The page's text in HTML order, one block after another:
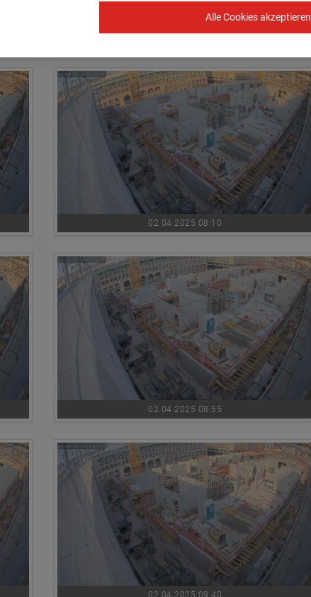
02.04.2025 08:10
02.04.2025 08:55
02.04.2025 09:40
Alle Cookies akzeptieren